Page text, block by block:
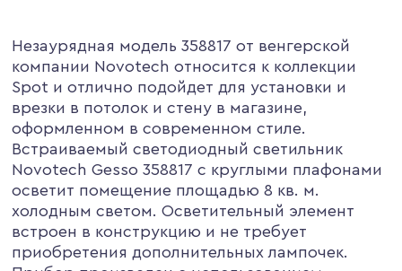
Незаурядная модель 358817 от венгерской
компании Novotech относится к коллекции
Spot и отлично подойдет для установки и
врезки в потолок и стену в магазине,
оформленном в современном стиле.
Встраиваемый светодиодный светильник
Novotech Gesso 358817 с круглыми плафонами
осветит помещение площадью 8 кв. м.
холодным светом. Осветительный элемент
встроен в конструкцию и не требует
приобретения дополнительных лампочек.